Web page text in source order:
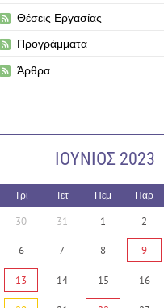
Θέσεις Εργασίας
Προγράμματα
Άρθρα
ΙΟΎΝΙΟΣ 2023
Τρι Τετ Πεμ Παρ
30 31 1 2
6 7 8 9
13 14 15 16